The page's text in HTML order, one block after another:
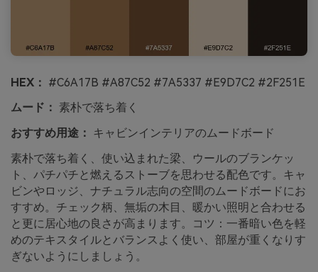
HEX： #C6A17B #A87C52 #7A5337 #E9D7C2 #2F251E
ムード： 素朴で落ち着く
おすすめ用途： キャビンインテリアのムードボード
素朴で落ち着く、使い込まれた梁、ウールのブランケッ
ト、パチパチと燃えるストーブを思わせる配色です。キャ
ビンやロッジ、ナチュラル志向の空間のムードボードにお
すすめ。チェック柄、無垢の木目、暖かい照明と合わせる
と更に居心地の良さが高まります。コツ：一番暗い色を軽
めのテキスタイルとバランスよく使い、部屋が重くなりす
ぎないようにしましょう。